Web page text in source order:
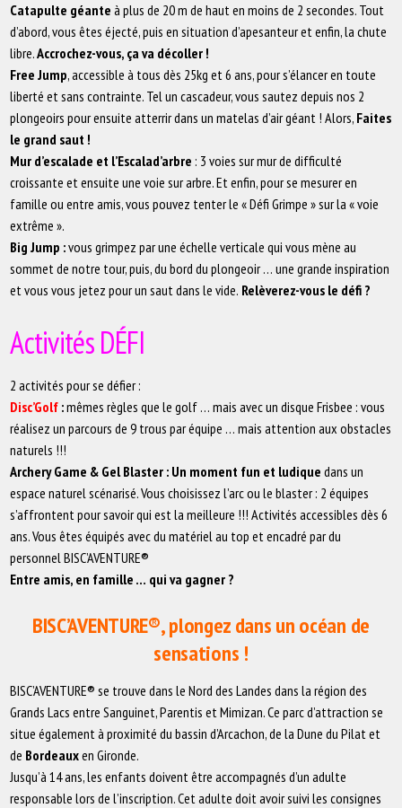
Catapulte géante à plus de 20 m de haut en moins de 2 secondes. Tout
d’abord, vous êtes éjecté, puis en situation d’apesanteur et enfin, la chute
libre.Accrochez-vous, ça va décoller !
Free Jump, accessible à tous dès 25kg et 6 ans, pour s’élancer en toute
liberté et sans contrainte. Tel un cascadeur, vous sautez depuis nos 2
plongeoirs pour ensuite atterrir dans un matelas d’air géant ! Alors, Faites
le grand saut !
Mur d’escalade et l’Escalad’arbre : 3 voies sur mur de difficulté
croissante et ensuite une voie sur arbre. Et enfin, pour se mesurer en
famille ou entre amis, vous pouvez tenter le « Défi Grimpe » sur la « voie
extrême ».
Big Jump :vous grimpez par une échelle verticale qui vous mène au
sommet de notre tour, puis, du bord du plongeoir … une grande inspiration
et vous vous jetez pour un saut dans le vide. Relèverez-vous le défi ?
Activités DÉFI
2 activités pour se défier :
Disc’Golf :mêmes règles que le golf … mais avec un disque Frisbee : vous
réalisez un parcours de 9 trous par équipe … mais attention aux obstacles
naturels !!!
Archery Game & Gel Blaster : Un moment fun et ludiquedans un
espace naturel scénarisé. Vous choisissez l’arc ou le blaster : 2 équipes
s’affrontent pour savoir qui est la meilleure !!! Activités accessibles dès 6
ans. Vous êtes équipés avec du matériel au top et encadré par du
personnel BISC’AVENTURE®
Entre amis, en famille … qui va gagner ?
BISC’AVENTURE®, plongez dans un océan de
sensations !
BISC’AVENTURE® se trouve dans le Nord des Landes dans la région des
Grands Lacs entre Sanguinet, Parentis et Mimizan. Ce parc d’attraction se
situe également à proximité du bassin d’Arcachon, de la Dune du Pilat et
de Bordeauxen Gironde.
Jusqu’à 14 ans, les enfants doivent être accompagnés d’un adulte
responsable lors de l’inscription. Cet adulte doit avoir suivi les consignes